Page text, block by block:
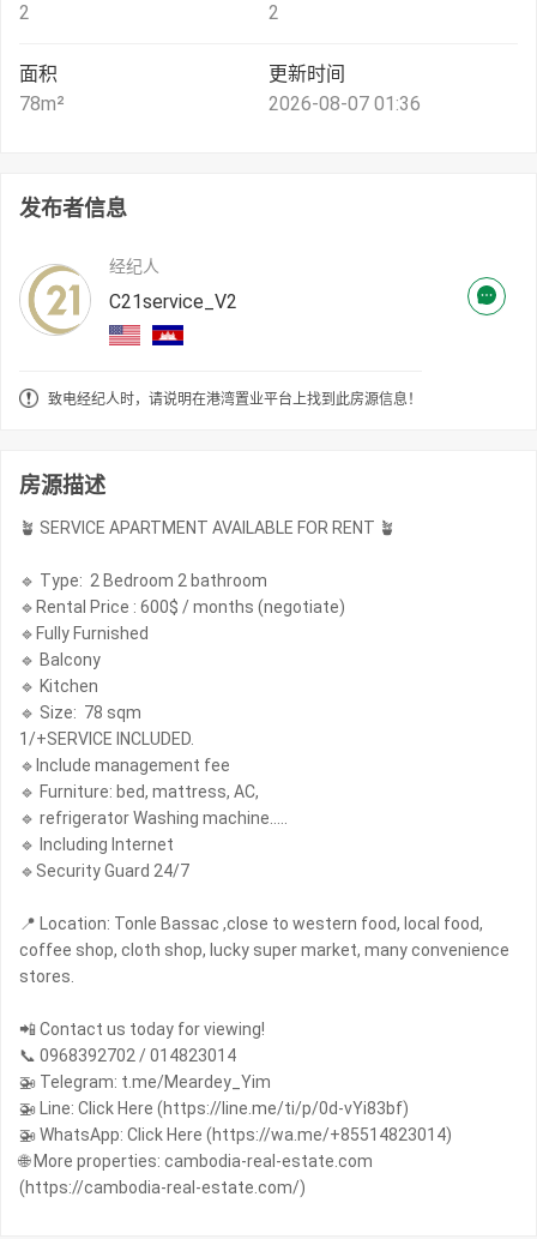
2
2
面积
78m²
更新时间
2026-08-07 01:36
发布者信息
经纪人
C21service_V2
致电经纪人时，请说明在港湾置业平台上找到此房源信息！
房源描述
🪴 SERVICE APARTMENT AVAILABLE FOR RENT 🪴
🔹 Type: 2 Bedroom 2 bathroom
🔹Rental Price : 600$ / months (negotiate)
🔹Fully Furnished
🔹 Balcony
🔹 Kitchen
🔹 Size: 78 sqm
1/+SERVICE INCLUDED.
🔹Include management fee
🔹 Furniture: bed, mattress, AC,
🔹 refrigerator Washing machine…..
🔹 Including Internet
🔹Security Guard 24/7
📍 Location: Tonle Bassac ,close to western food, local food,
coffee shop, cloth shop, lucky super market, many convenience
stores.
📲 Contact us today for viewing!
📞 0968392702 / 014823014
🚁 Telegram: t.me/Meardey_Yim
🚁 Line: Click Here (https://line.me/ti/p/0d-vYi83bf)
🚁 WhatsApp: Click Here (https://wa.me/+85514823014)
🌐 More properties: cambodia-real-estate.com
(https://cambodia-real-estate.com/)